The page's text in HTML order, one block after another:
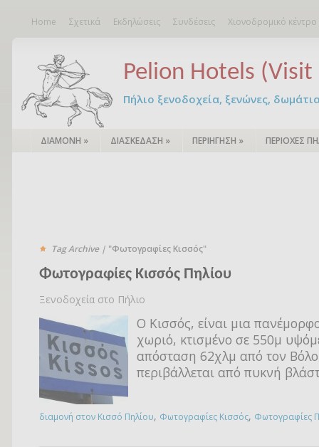
Home Σχετικά Εκδηλώσεις Συνδέσεις Χιονοδρομικό
Pelion Hotels (Visit
Πήλιο ξενοδοχεία, ξενώνες,
ΔΙΑΜΟΝΗ » ΔΙΑΣΚΕΔΑΣΗ » ΠΕΡΙΗΓΗΣΗ » ΠΕΡΙΟΧΕΣ
Tag Archive | "Φωτογραφίες Κισσός"
Φωτογραφίες Κισσός Πηλίου
Ξενοδοχεία στο Πήλιο
Ο Κισσός, είναι μια
χωριό, κτισμένο σε 550μ
απόσταση 62χλμ από τον
περιβάλλεται από πυκνή
διαμονή στον Κισσό Πηλίου, Φωτογραφίες Κισσός, Φωτογραφίες